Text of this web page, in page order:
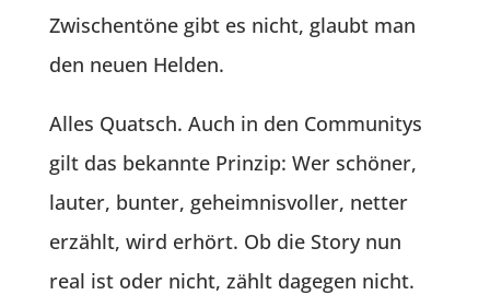
Zwischentöne gibt es nicht, glaubt man
den neuen Helden.
Alles Quatsch. Auch in den Communitys
gilt das bekannte Prinzip: Wer schöner,
lauter, bunter, geheimnisvoller, netter
erzählt, wird erhört. Ob die Story nun
real ist oder nicht, zählt dagegen nicht.